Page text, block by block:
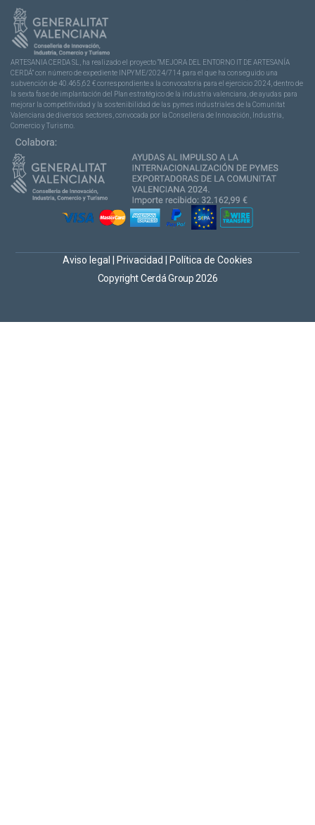
ARTESANIA CERDA SL, ha realizado el proyecto “MEJORA DEL ENTORNO IT DE ARTESANÍA
CERDÁ” con número de expediente INPYME/2024/714 para el que ha conseguido una
subvención de 40.465,62 € correspondiente a la convocatoria para el ejercicio 2024, dentro de
la sexta fase de implantación del Plan estratégico de la industria valenciana, de ayudas para
mejorar la competitividad y la sostenibilidad de las pymes industriales de la Comunitat
Valenciana de diversos sectores, convocada por la Conselleria de Innovación, Industria,
Comercio y Turismo.
Copyright Cerdá Group 2026
Aviso legal Privacidad Política de Cookies